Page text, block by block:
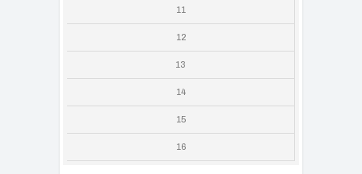
11
12
13
14
15
16